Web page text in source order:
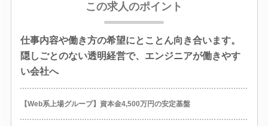
この求人のポイント
仕事内容や働き方の希望にとことん向き合います。
隠しごとのない透明経営で、エンジニアが働きやす
い会社へ
【Web系上場グループ】資本金4,500万円の安定基盤